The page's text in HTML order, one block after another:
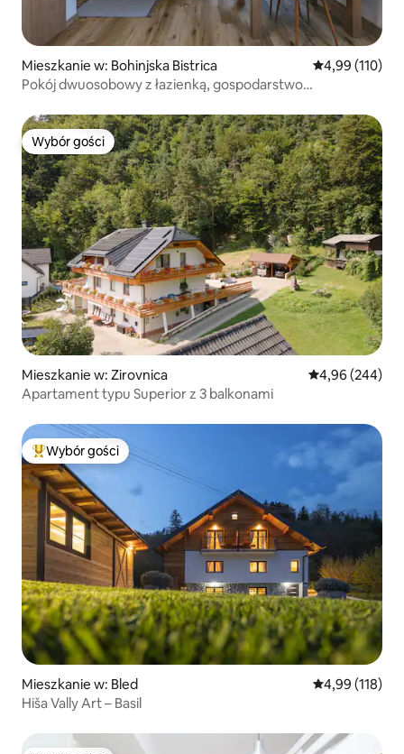
Mieszkanie w: Bohinjska Bistrica Średnia
4,99 (110)
Pokój dwuosobowy z łazienką, gospodarstwo
Wybór gości
Wybór gości
Mieszkanie w: Zirovnica Średnia
4,96 (244)
Apartament typu Superior z 3 balkonami
Najpopularniejsze z kategorii Wybór gości
Wybór gości
Mieszkanie w: Bled Średnia
4,99 (118)
Hiša Vally Art – Basil